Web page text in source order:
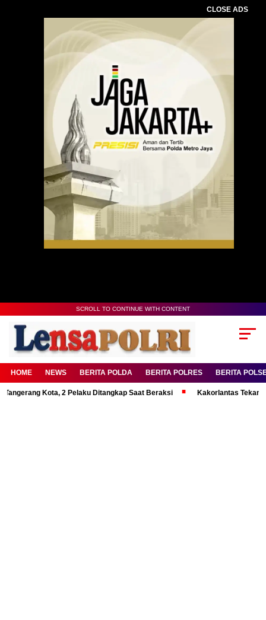
CLOSE ADS
SCROLL TO CONTINUE WITH CONTENT
HOME NEWS BERITA POLDA BERITA POLRES BERITA
Kota, 2 Pelaku Ditangkap Saat Beraksi Kakorlantas Tekankan